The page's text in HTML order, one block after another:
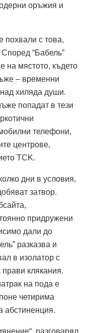
оръжия и
похвали с това,
Според “Бабель”
на мястото, където
– временни
хиляда души.
попадат в тези
телефони,
центрове,
TCK.
дни в условия,
затвор.
придружени
дали до
разказва и
в изолатор с
клякания.
на пода е
четирима
абстиненция.
разговарял